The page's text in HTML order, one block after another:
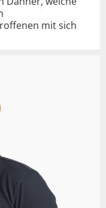
mit sich